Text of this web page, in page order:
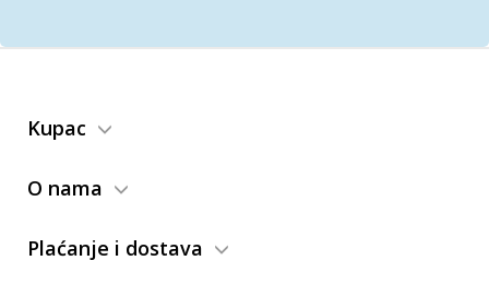
Kupac
O nama
Plaćanje i dostava